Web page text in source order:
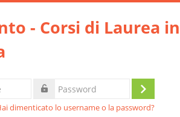
- Corsi di Laurea in
Login
dimenticato lo username o la password?